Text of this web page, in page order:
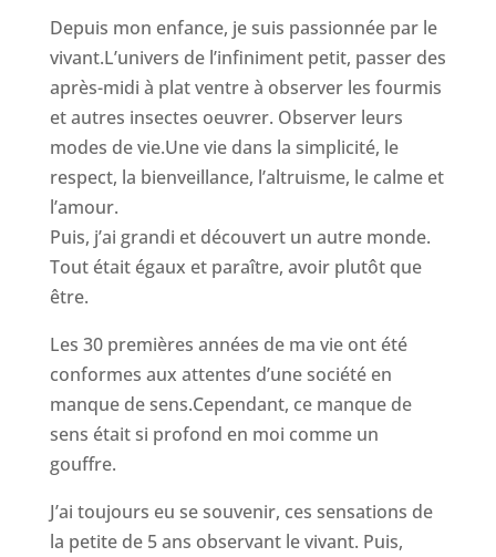
Depuis mon enfance, je suis passionnée par le
vivant.L’univers de l’infiniment petit, passer des
après-midi à plat ventre à observer les fourmis
et autres insectes oeuvrer. Observer leurs
modes de vie.Une vie dans la simplicité, le
respect, la bienveillance, l’altruisme, le calme et
l’amour.
Puis, j’ai grandi et découvert un autre monde.
Tout était égaux et paraître, avoir plutôt que
être.
Les 30 premières années de ma vie ont été
conformes aux attentes d’une société en
manque de sens.Cependant, ce manque de
sens était si profond en moi comme un
gouffre.
J’ai toujours eu se souvenir, ces sensations de
la petite de 5 ans observant le vivant. Puis,